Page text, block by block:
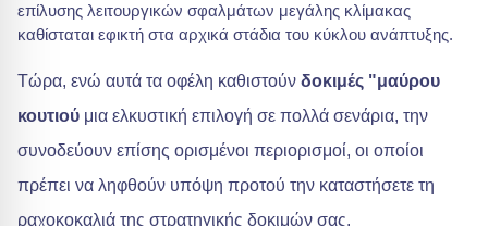
επίλυσης λειτουργικών σφαλμάτων μεγάλης κλίμακας
καθίσταται εφικτή στα αρχικά στάδια του κύκλου ανάπτυξης.
Τώρα, ενώ αυτά τα οφέλη καθιστούν δοκιμές "μαύρου
κουτιού μια ελκυστική επιλογή σε πολλά σενάρια, την
συνοδεύουν επίσης ορισμένοι περιορισμοί, οι οποίοι
πρέπει να ληφθούν υπόψη προτού την καταστήσετε τη
ραχοκοκαλιά της στρατηγικής δοκιμών σας.